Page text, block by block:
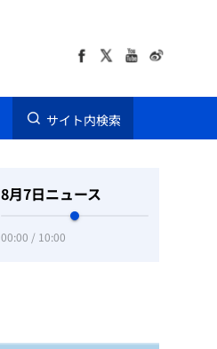
サイト内検索
8月7日ニュース
00:00 / 10:00